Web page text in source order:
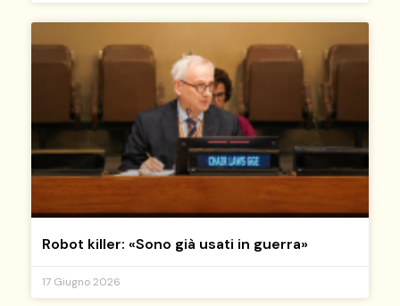
Robot killer: «Sono già usati in guerra»
17 Giugno 2026